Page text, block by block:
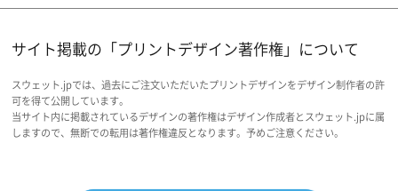
サイト掲載の「プリントデザイン著作権」について
スウェット.jpでは、過去にご注文いただいたプリントデザインをデザイン制作者の許
可を得て公開しています。
当サイト内に掲載されているデザインの著作権はデザイン作成者とスウェット.jpに属
しますので、無断での転用は著作権違反となります。予めご注意ください。